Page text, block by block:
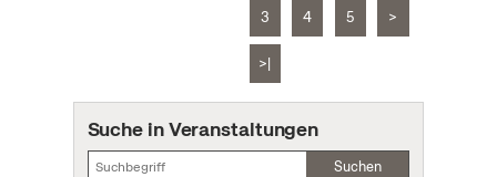
3 4 5 >
>|
Suche in Veranstaltungen
Suchen